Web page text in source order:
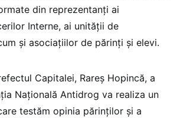
din reprezentanţi ai
Interne, ai unităţii de
şi asociaţiilor de părinţi şi elevi.
Capitalei, Rareş Hopincă, a
Naţională Antidrog va realiza un
testăm opinia părinţilor şi a